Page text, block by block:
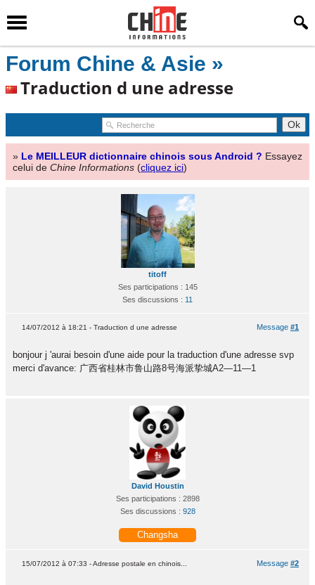
Forum Chine & Asie »
Traduction d une adresse
» Le MEILLEUR dictionnaire chinois sous Android ? Essayez
celui de Chine Informations (cliquez ici)
titoff
Ses participations : 145
Ses discussions : 11
Message #1
14/07/2012 à 18:21 - Traduction d une adresse
bonjour j 'aurai besoin d'une aide pour la traduction d'une adresse svp
merci d'avance: 广西省桂林市鲁山路8号海派挚城A2—11—1
David Houstin
Ses participations : 2898
Ses discussions : 928
Changsha
Message #2
15/07/2012 à 07:33 - Adresse postale en chinois...